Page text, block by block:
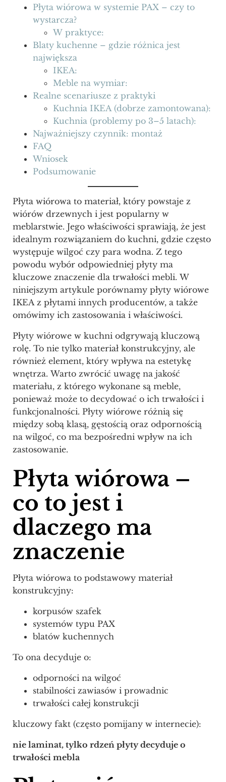
Płyta wiórowa w systemie PAX – czy to
wystarcza?
W praktyce:
Blaty kuchenne – gdzie różnica jest
największa
IKEA:
Meble na wymiar:
Realne scenariusze z praktyki
Kuchnia IKEA (dobrze zamontowana):
Kuchnia (problemy po 3–5 latach):
Najważniejszy czynnik: montaż
FAQ
Wniosek
Podsumowanie
Płyta wiórowa to materiał, który powstaje z
wiórów drzewnych i jest popularny w
meblarstwie. Jego właściwości sprawiają, że jest
idealnym rozwiązaniem do kuchni, gdzie często
występuje wilgoć czy para wodna. Z tego
powodu wybór odpowiedniej płyty ma
kluczowe znaczenie dla trwałości mebli. W
niniejszym artykule porównamy płyty wiórowe
IKEA z płytami innych producentów, a także
omówimy ich zastosowania i właściwości.
Płyty wiórowe w kuchni odgrywają kluczową
rolę. To nie tylko materiał konstrukcyjny, ale
również element, który wpływa na estetykę
wnętrza. Warto zwrócić uwagę na jakość
materiału, z którego wykonane są meble,
ponieważ może to decydować o ich trwałości i
funkcjonalności. Płyty wiórowe różnią się
między sobą klasą, gęstością oraz odpornością
na wilgoć, co ma bezpośredni wpływ na ich
zastosowanie.
Płyta wiórowa –
co to jest i
dlaczego ma
znaczenie
Płyta wiórowa to podstawowy materiał
konstrukcyjny:
korpusów szafek
systemów typu PAX
blatów kuchennych
To ona decyduje o:
odporności na wilgoć
stabilności zawiasów i prowadnic
trwałości całej konstrukcji
kluczowy fakt (często pomijany w internecie):
nie laminat, tylko rdzeń płyty decyduje o
trwałości mebla